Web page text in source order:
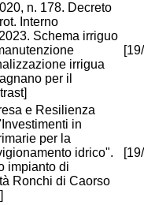
n. 178. Decreto
Interno
Schema irriguo
irrigua
per il
e Resilienza
in
per la
idrico".
impianto di
Ronchi di Caorso